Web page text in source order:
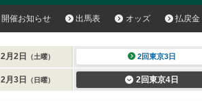
開催お知らせ 出馬表 オッズ 払戻金
2月2日 （土曜） 2回東京3日
2月3日 （日曜） 2回東京4日